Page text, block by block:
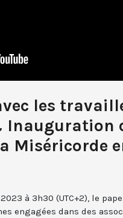
les
Miséricorde
à 3h30 (UTC+2), le
engagées dans des